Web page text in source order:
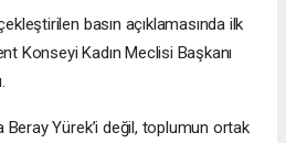
basın açıklamasında ilk
Konseyi Kadın Meclisi Başkanı
Beray Yürek’i değil, toplumun ortak